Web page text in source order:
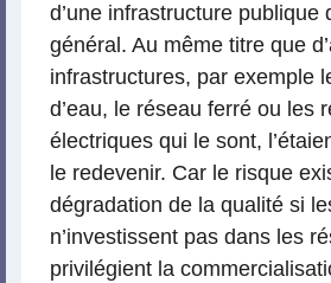
d’une infrastructure publique
général. Au même titre que
infrastructures, par exemple
d’eau, le réseau ferré ou les
électriques qui le sont,
le redevenir. Car le risque
dégradation de la qualité si
n’investissent pas dans les
privilégient la